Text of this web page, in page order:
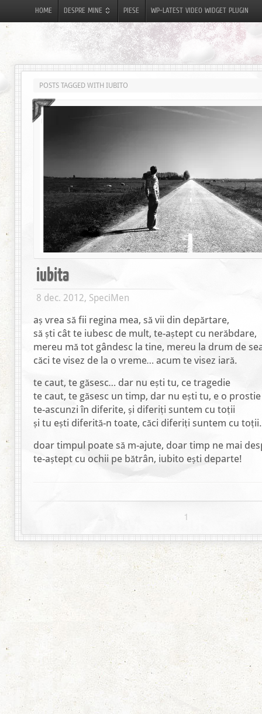
HOME DESPRE MINE PIESE WP-LATEST VIDEO WIDGET PLUGIN
POSTS TAGGED WITH IUBITO
iubita
8 dec. 2012, SpeciMen
aș vrea să fii regina mea, să vii din depărtare,
să ști cât te iubesc de mult, te-aștept cu nerăbdare,
mereu mă tot gândesc la tine, mereu la drum de
căci te visez de la o vreme… acum te visez iară.
te caut, te găsesc… dar nu ești tu, ce tragedie
te caut, te găsesc un timp, dar nu ești tu, e o prostie
te-ascunzi în diferite, și diferiți suntem cu toții
și tu ești diferită-n toate, căci diferiți suntem cu toții.
doar timpul poate să m-ajute, doar timp ne mai
te-aștept cu ochii pe bătrân, iubito ești departe!
1